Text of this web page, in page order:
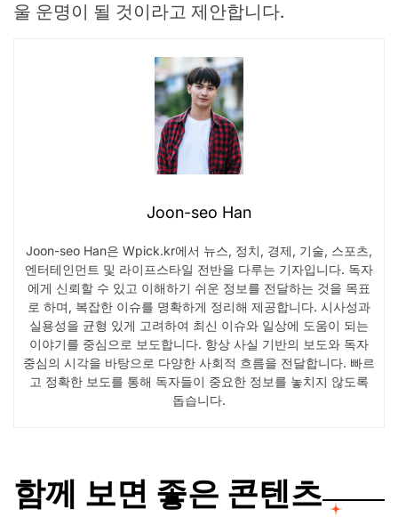
울 운명이 될 것이라고 제안합니다.
Joon-seo Han
Joon-seo Han은 Wpick.kr에서 뉴스, 정치, 경제, 기술, 스포츠,
엔터테인먼트 및 라이프스타일 전반을 다루는 기자입니다. 독자
에게 신뢰할 수 있고 이해하기 쉬운 정보를 전달하는 것을 목표
로 하며, 복잡한 이슈를 명확하게 정리해 제공합니다. 시사성과
실용성을 균형 있게 고려하여 최신 이슈와 일상에 도움이 되는
이야기를 중심으로 보도합니다. 항상 사실 기반의 보도와 독자
중심의 시각을 바탕으로 다양한 사회적 흐름을 전달합니다. 빠르
고 정확한 보도를 통해 독자들이 중요한 정보를 놓치지 않도록
돕습니다.
함께 보면 좋은 콘텐츠